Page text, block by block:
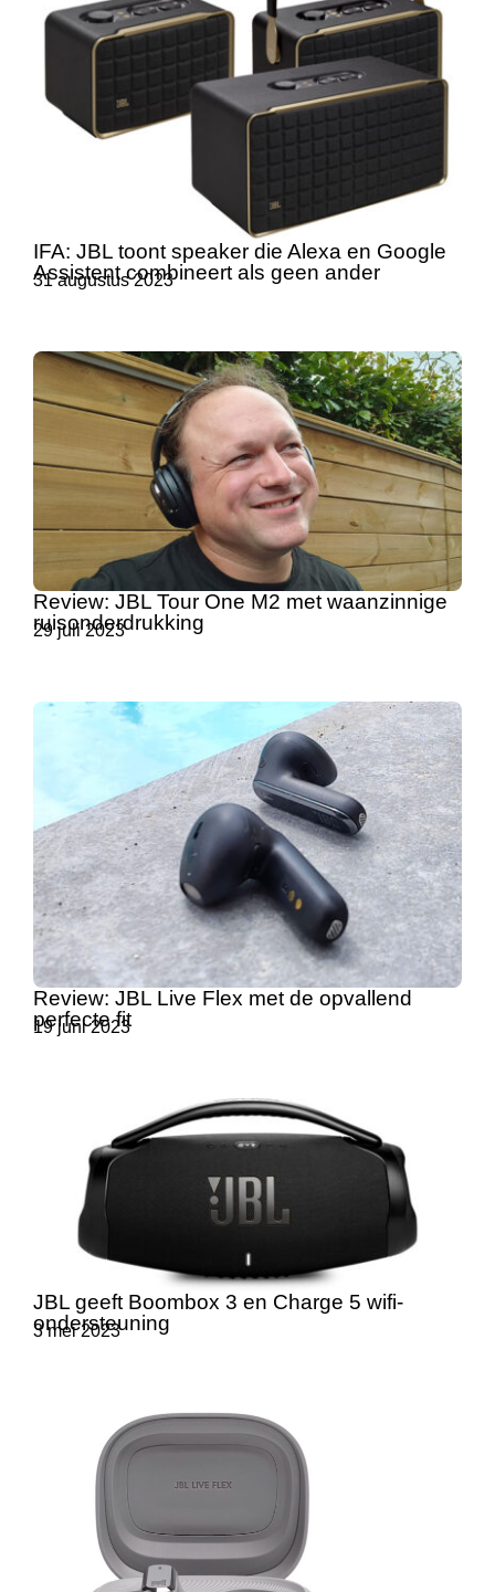
IFA: JBL toont speaker die Alexa en Google
Assistent combineert als geen ander
31 augustus 2023
Review: JBL Tour One M2 met waanzinnige
ruisonderdrukking
29 juli 2023
Review: JBL Live Flex met de opvallend
perfecte fit
19 juni 2023
JBL geeft Boombox 3 en Charge 5 wifi-
ondersteuning
3 mei 2023